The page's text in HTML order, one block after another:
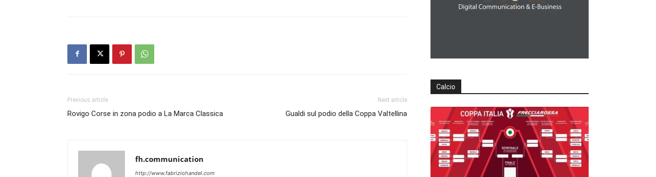
Previous article
Rovigo Corse in zona podio a La Marca Classica
Next article
Gualdi sul podio della Coppa Valtellina
fh.communication
http://www.fabriziohandel.com
Calcio